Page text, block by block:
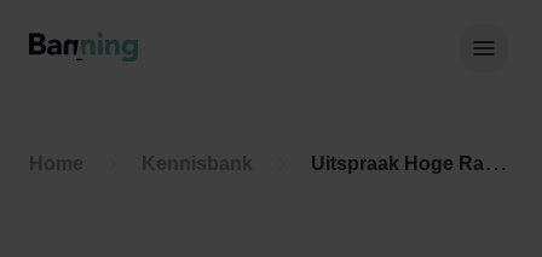
Home Kennisbank Uitspraak Hoge Raad: Onrechtmatige daad (ECLI:NL:HR:2016:542, 1 april 2016, nr. 15/00578)